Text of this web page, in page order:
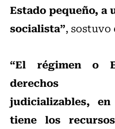
Estado pequeño, a
socialista”,
“El régimen o
derechos
judicializables,
tiene los